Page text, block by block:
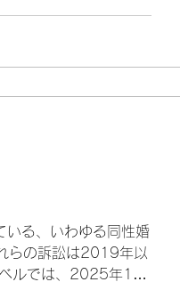
抗告する方針と報じら
も当てはまらない
記載すべき性別情報に
いる、いわゆる同性婚
らの訴訟は2019年以
ルでは、2025年11